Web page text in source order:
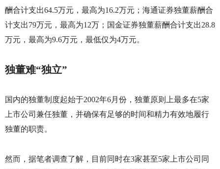
酬合计支出64.5万元，最高为16.2万元；海通证券独董薪酬合
计支出79万元，最高为12万；国金证券独董薪酬合计支出28.8
万元，最高为9.6万元，最低仅为4万元。
独董难“独立”
国内的独董制度起始于2002年6月份，独董原则上最多在5家
上市公司兼任独董，并确保有足够的时间和精力有效地履行
独董的职责。
然而，据笔者调查了解，目前同时在3家甚至5家上市公司同